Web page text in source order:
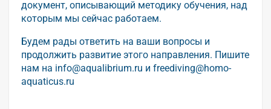
документ, описывающий методику обучения, над
которым мы сейчас работаем.
Будем рады ответить на ваши вопросы и
продолжить развитие этого направления. Пишите
нам на info@aqualibrium.ru и freediving@homo-
aquaticus.ru